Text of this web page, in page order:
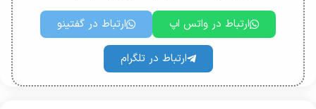
ارتباط در واتس اپ ارتباط در گفتینو
ارتباط در تلگرام